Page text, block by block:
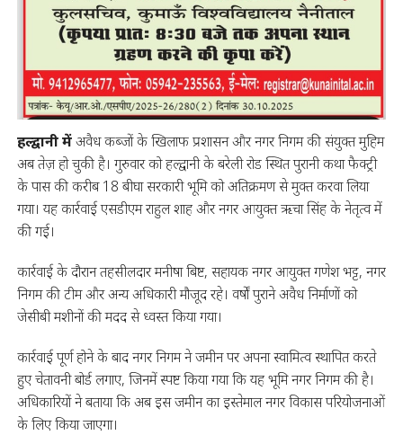
हल्द्वानी मेंअवैध कब्जों के खिलाफ प्रशासन और नगर निगम की संयुक्त मुहिम
अब तेज़ हो चुकी है। गुरुवार को हल्द्वानी के बरेली रोड स्थित पुरानी कथा फैक्ट्री
के पास की करीब 18 बीघा सरकारी भूमि को अतिक्रमण से मुक्त करवा लिया
गया। यह कार्रवाई एसडीएम राहुल शाह और नगर आयुक्त ऋचा सिंह के नेतृत्व में
की गई।
कार्रवाई के दौरान तहसीलदार मनीषा बिष्ट, सहायक नगर आयुक्त गणेश भट्ट, नगर
निगम की टीम और अन्य अधिकारी मौजूद रहे। वर्षों पुराने अवैध निर्माणों को
जेसीबी मशीनों की मदद से ध्वस्त किया गया।
कार्रवाई पूर्ण होने के बाद नगर निगम ने जमीन पर अपना स्वामित्व स्थापित करते
हुए चेतावनी बोर्ड लगाए, जिनमें स्पष्ट किया गया कि यह भूमि नगर निगम की है।
अधिकारियों ने बताया कि अब इस जमीन का इस्तेमाल नगर विकास परियोजनाओं
के लिए किया जाएगा।